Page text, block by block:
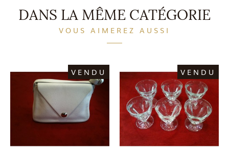
DANS LA MÊME CATÉGORIE
VOUS AIMEREZ AUSSI
VENDU VENDU